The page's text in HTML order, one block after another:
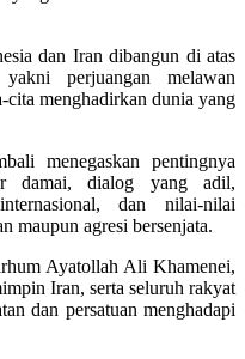
dan Iran dibangun di atas
perjuangan melawan
cita menghadirkan dunia yang
menegaskan pentingnya
damai, dialog yang adil,
dan nilai-nilai
maupun agresi bersenjata.
Ayatollah Ali Khamenei,
Iran, serta seluruh rakyat
dan persatuan menghadapi